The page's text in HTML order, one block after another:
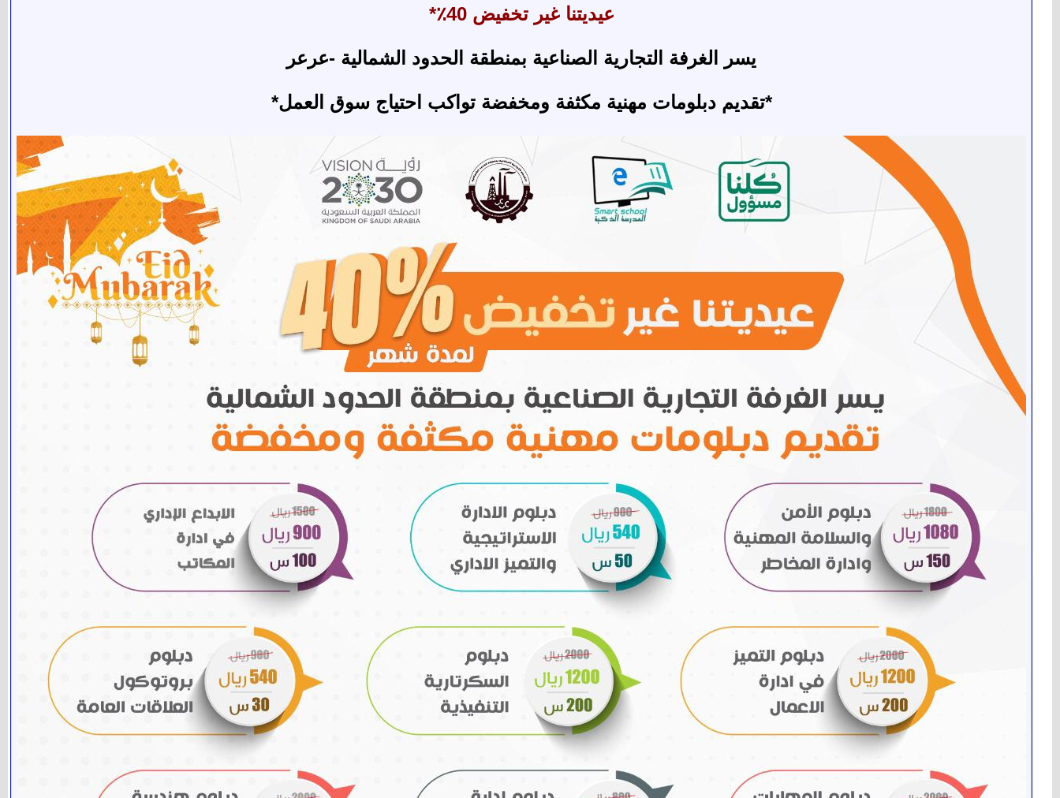
عيديتنا غير تخفيض 40٪*
يسر الغرفة التجارية الصناعية بمنطقة الحدود الشمالية -عرعر
*تقديم دبلومات مهنية مكثفة ومخفضة تواكب احتياج سوق العمل*